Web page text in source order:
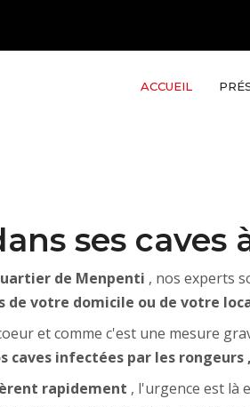
ACCUEIL
ses caves
de Menpenti , nos experts
de votre domicile ou de votre
et comme c'est une mesure
caves infectées par les
rapidement , l'urgence est là